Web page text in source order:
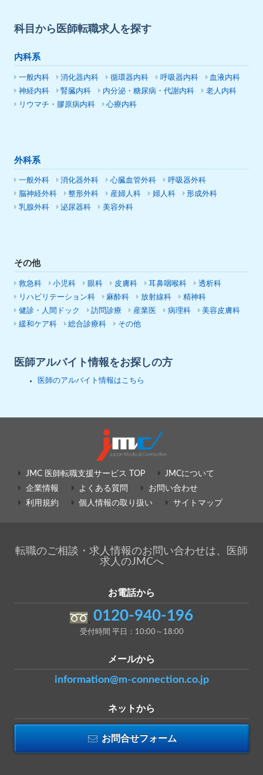
科目から医師転職求人を探す
内科系
一般内科 消化器内科 循環器内科 呼吸器内科
血液内科
神経内科
腎臓内科 内分泌・糖尿病・代謝内科
老人内科
リウマチ・膠原病内科
心療内科
外科系
一般外科 消化器外科 心臓血管外科
呼吸器外科
脳神経外科
整形外科 産婦人科 婦人科
形成外科
乳腺外科
泌尿器科 美容外科
その他
救急科 小児科 眼科 皮膚科 耳鼻咽喉科
透析科
リハビリテーション科
麻酔科 放射線科
精神科
健診・人間ドック
訪問診療 産業医 病理科
美容皮膚科
緩和ケア科
総合診療科 その他
医師アルバイト情報をお探しの方
医師のアルバイト情報はこちら
JMC 医師転職支援サービス TOP
JMCについて
企業情報
よくある質問
お問い合わせ
利用規約
個人情報の取り扱い サイトマップ
転職のご相談・求人情報のお問い合わせは、医師
求人のJMCへ
お電話から
0120-940-196
受付時間 平日：10:00～18:00
メールから
information@m-connection.co.jp
ネットから
お問合せフォーム